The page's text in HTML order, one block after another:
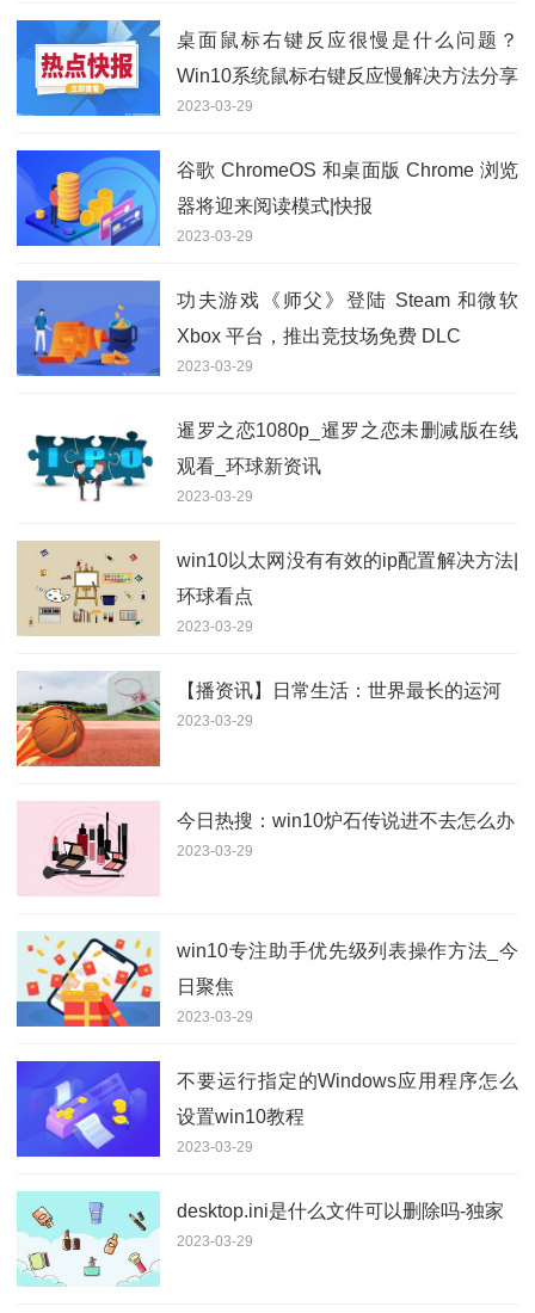
桌面鼠标右键反应很慢是什么问题？
Win10系统鼠标右键反应慢解决方法分享
2023-03-29
谷歌 ChromeOS 和桌面版 Chrome 浏览
器将迎来阅读模式|快报
2023-03-29
功夫游戏《师父》登陆 Steam 和微软
Xbox 平台，推出竞技场免费 DLC
2023-03-29
暹罗之恋1080p_暹罗之恋未删减版在线
观看_环球新资讯
2023-03-29
win10以太网没有有效的ip配置解决方法|
环球看点
2023-03-29
【播资讯】日常生活：世界最长的运河
2023-03-29
今日热搜：win10炉石传说进不去怎么办
2023-03-29
win10专注助手优先级列表操作方法_今
日聚焦
2023-03-29
不要运行指定的Windows应用程序怎么
设置win10教程
2023-03-29
desktop.ini是什么文件可以删除吗-独家
2023-03-29